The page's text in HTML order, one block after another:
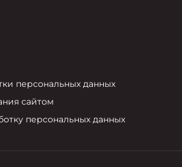
персональных данных
сайтом
персональных данных